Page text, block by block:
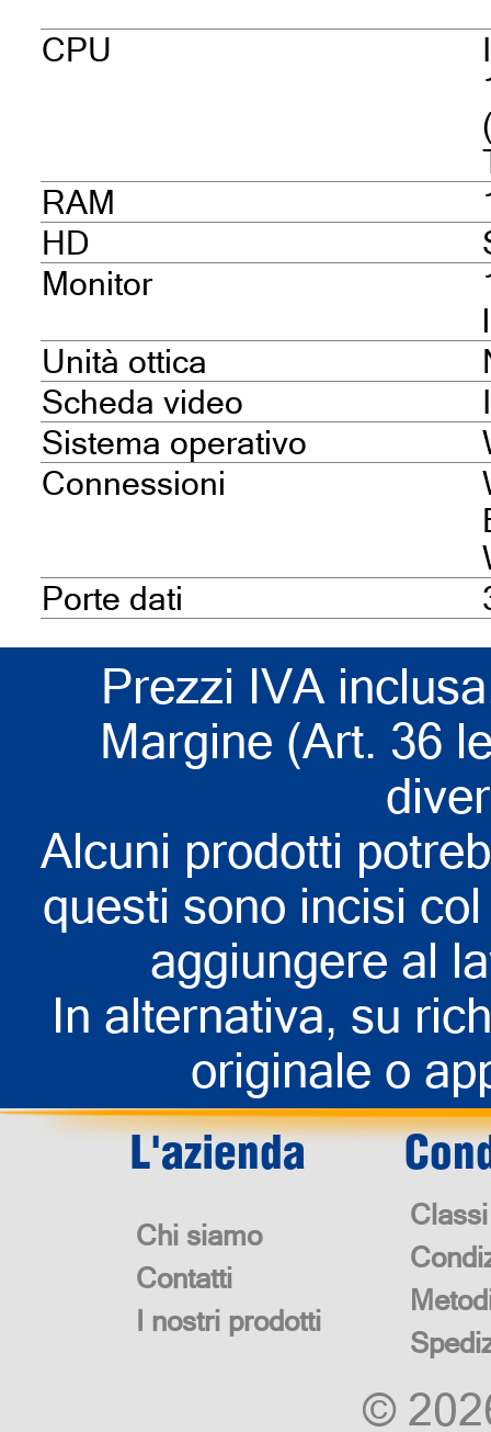
CPU
RAM
HD
Monitor
Unità ottica
Scheda video
Sistema operativo
Connessioni
Porte dati
Prezzi IVA
Margine (Art. 36
Alcuni prodotti
questi sono incisi
aggiungere al
In alternativa, su
originale o
L'azienda
Chi siamo
Contatti
I nostri prodotti
©